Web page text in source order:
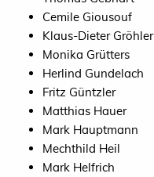
Cemile Giousouf
Klaus-Dieter Gröhler
Monika Grütters
Herlind Gundelach
Fritz Güntzler
Matthias Hauer
Mark Hauptmann
Mechthild Heil
Mark Helfrich